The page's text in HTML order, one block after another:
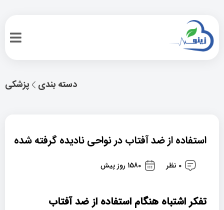
پزشکی دسته بندی
استفاده از ضد آفتاب در نواحی نادیده گرفته شده
0 نظر 1580 روز پیش
تفکر اشتباه هنگام استفاده از ضد آفتاب